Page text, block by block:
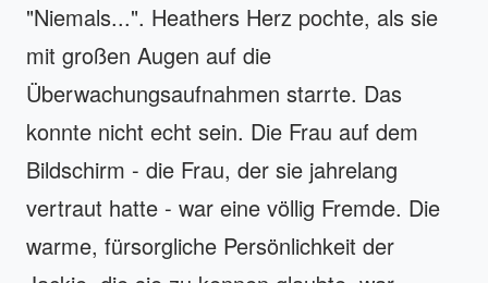
"Niemals...". Heathers Herz pochte, als sie
mit großen Augen auf die
Überwachungsaufnahmen starrte. Das
konnte nicht echt sein. Die Frau auf dem
Bildschirm - die Frau, der sie jahrelang
vertraut hatte - war eine völlig Fremde. Die
warme, fürsorgliche Persönlichkeit der